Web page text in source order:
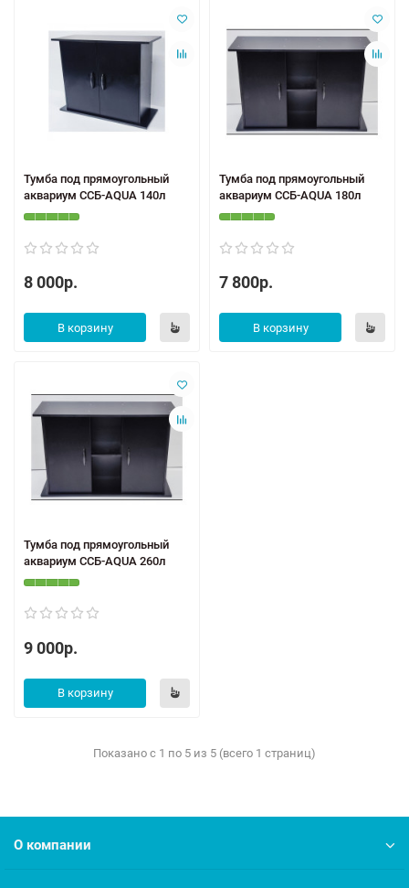
Тумба под прямоугольный
аквариум ССБ-AQUA 140л
8 000р.
В корзину
Тумба под прямоугольный
аквариум ССБ-AQUA 180л
7 800р.
В корзину
Тумба под прямоугольный
аквариум ССБ-AQUA 260л
9 000р.
В корзину
Показано с 1 по 5 из 5 (всего 1 страниц)
О компании